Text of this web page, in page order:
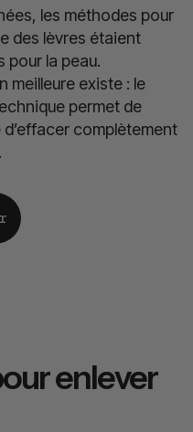
les méthodes pour
des lèvres étaient
pour la peau.
meilleure existe : le
permet de
d’effacer complètement
enlever